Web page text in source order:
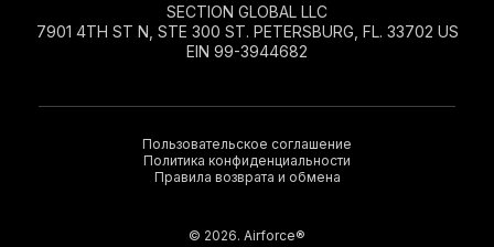
SECTION GLOBAL LLC
7901 4TH ST N, STE 300 ST. PETERSBURG, FL. 33702 US
EIN 99-3944682
© 2026. Airforce®
Пользовательское соглашение
Политика конфиденциальности
Правила возврата и обмена